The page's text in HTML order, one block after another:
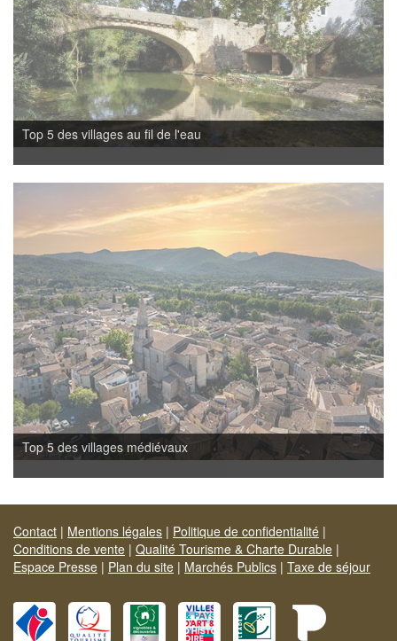
Top 5 des villages au fil de l'eau
Top 5 des villages médiévaux
Contact | Mentions légales | Politique de confidentialité |
Conditions de vente | Qualité Tourisme & Charte Durable |
Espace Presse | Plan du site | Marchés Publics | Taxe de séjour